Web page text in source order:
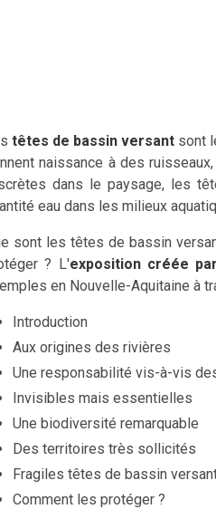
têtes de bassin versant sont
naissance à des
dans le paysage, les
eau dans les milieux
sont les têtes de bassin
? L'exposition créée
en Nouvelle-Aquitaine à
Introduction
Aux origines des rivières
Une responsabilité vis-à-vis
Invisibles mais essentielles
Une biodiversité remarquable
Des territoires très sollicités
Fragiles têtes de bassin
Comment les protéger ?